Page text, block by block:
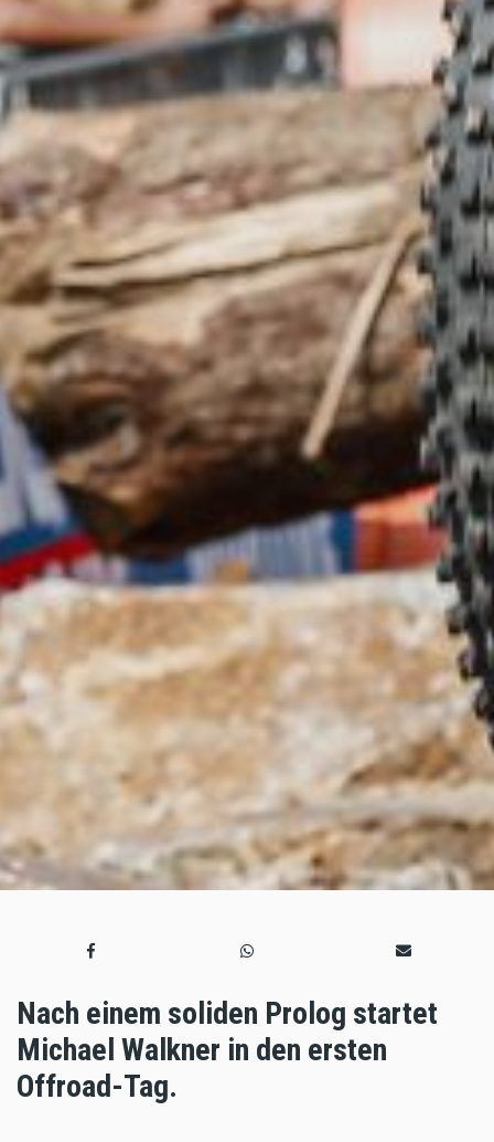
Nach einem soliden Prolog startet
Michael Walkner in den ersten
Offroad-Tag.